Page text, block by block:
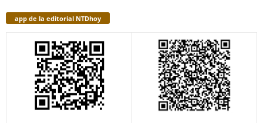
app de la editorial NTDhoy